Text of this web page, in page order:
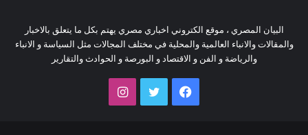
البيان المصري ، موقع الكتروني اخباري مصري يهتم بكل ما يتعلق بالاخبار
والمقالات والانباء العالمية والمحلية في مختلف المجالات مثل السياسة و الانباء
والرياضة و الفن و الاقتصاد و البورصة و الحوادث والتقارير
فيسبوك تويتر